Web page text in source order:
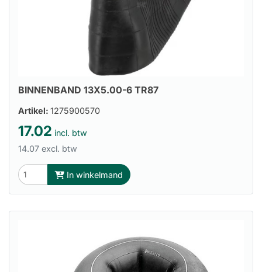
BINNENBAND 13X5.00-6 TR87
Artikel: 1275900570
17.02 incl. btw
14.07 excl. btw
In winkelmand